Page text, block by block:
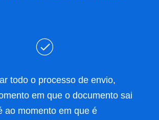
todo o processo de envio,
em que o documento sai
ao momento em que é